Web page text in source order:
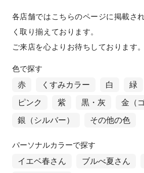
各店舗ではこちらのページに掲載さ
く取り揃えております。
ご来店を心よりお待ちしております。
色で探す
赤 くすみカラー 白 緑
ピンク
紫 黒・灰
金（
銀（シルバー）
その他の色
パーソナルカラーで探す
イエベ春さん ブルべ夏さん